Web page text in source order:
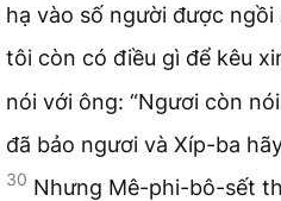
hạ vào số người được
tôi còn có điều gì để kêu
nói với ông: “Ngươi còn
đã bảo ngươi và Xíp-ba
30 Nhưng Mê-phi-bô-sết